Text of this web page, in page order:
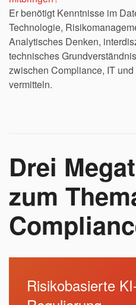
Er benötigt Kenntnisse im
Technologie,
Analytisches Denken,
technisches
zwischen Compliance, IT
vermitteln.
Drei
zum
Risikobasierte